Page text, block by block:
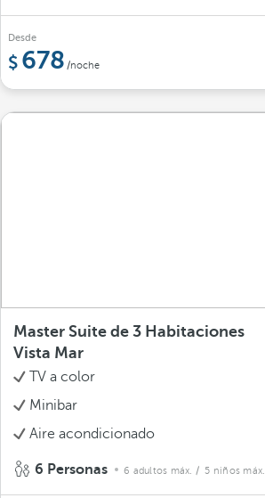
Desde
678 /noche
Master Suite de 3 Habitaciones
Vista Mar
TV a color
Minibar
Aire acondicionado
6 Personas 6 adultos máx. / 5 niños máx.